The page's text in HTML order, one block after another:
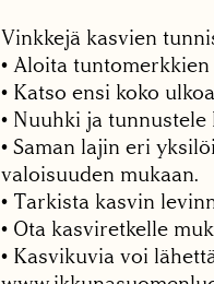
Vinkkejä kasvien
• Aloita
• Katso ensi koko
• Nuuhki ja
• Saman lajin eri
valoisuuden mukaan.
• Tarkista kasvin
• Ota kasviretkelle
• Kasvikuvia voi